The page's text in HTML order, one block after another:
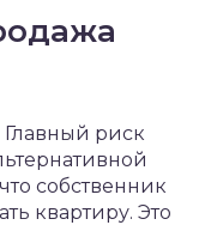
Главный риск
собственник
квартиру. Это